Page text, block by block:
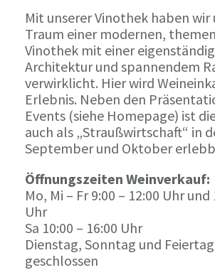
Mit unserer Vinothek haben wir
Traum einer modernen,
Vinothek mit einer
Architektur und spannendem
verwirklicht. Hier wird
Erlebnis. Neben den
Events (siehe Homepage) ist
auch als „Straußwirtschaft“ in
September und Oktober
Öffnungszeiten Weinverkauf:
Mo, Mi – Fr 9:00 – 12:00 Uhr und
Uhr
Sa 10:00 – 16:00 Uhr
Dienstag, Sonntag und
geschlossen